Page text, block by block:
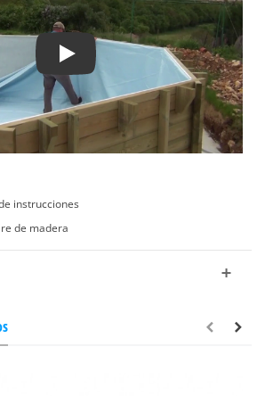
Play
instrucciones
de madera